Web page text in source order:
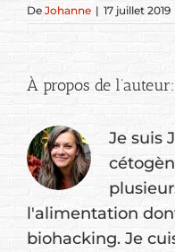
De Johanne | 17 juillet 2019
À propos de l’auteur:
Je suis
l'alimentation
biohacking. Je